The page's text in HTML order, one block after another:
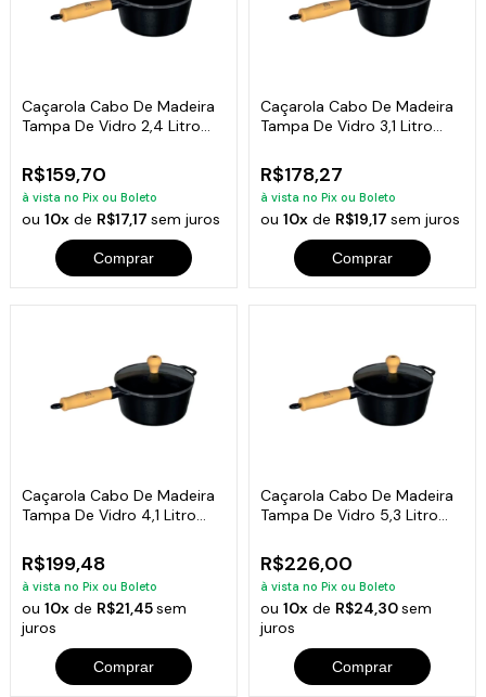
Caçarola Cabo De Madeira
Tampa De Vidro 2,4 Litro
R$159,70
à vista no Pix ou Boleto
ou10x de R$17,17sem juros
Comprar
Caçarola Cabo De Madeira
Tampa De Vidro 3,1 Litro
R$178,27
à vista no Pix ou Boleto
ou 10xde R$19,17 sem juros
Comprar
Caçarola Cabo De Madeira
Tampa De Vidro 4,1 Litro
R$199,48
à vista no Pix ou Boleto
ou10x de R$21,45sem
juros
Comprar
Caçarola Cabo De Madeira
Tampa De Vidro 5,3 Litro
R$226,00
à vista no Pix ou Boleto
ou 10xde R$24,30sem
juros
Comprar